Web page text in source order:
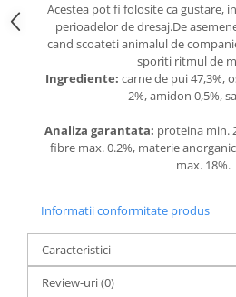
Saltele cu efect de racire
Suplimente
Acestea pot fi folosite ca gustare,
perioadelor de dresaj.De
cand scoateti animalul de
sporiti ritmul de
Ingrediente: carne de pui 47,3%,
2%, amidon 0,5%,
Analiza garantata: proteina min.
fibre max. 0.2%, materie
max. 18%.
Informatii conformitate produs
Caracteristici
Review-uri(0)